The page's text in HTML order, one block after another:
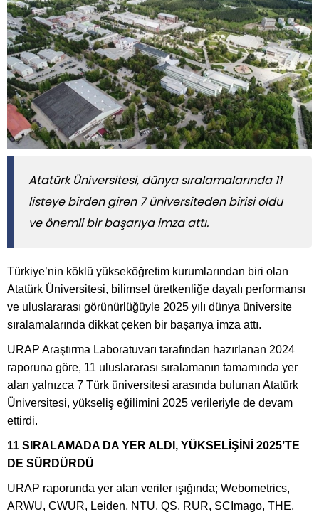
Atatürk Üniversitesi, dünya sıralamalarında 11
listeye birden giren 7 üniversiteden birisi oldu
ve önemli bir başarıya imza attı.
Türkiye’nin köklü yükseköğretim kurumlarından biri olan
Atatürk Üniversitesi, bilimsel üretkenliğe dayalı performansı
ve uluslararası görünürlüğüyle 2025 yılı dünya üniversite
sıralamalarında dikkat çeken bir başarıya imza attı.
URAP Araştırma Laboratuvarı tarafından hazırlanan 2024
raporuna göre, 11 uluslararası sıralamanın tamamında yer
alan yalnızca 7 Türk üniversitesi arasında bulunan Atatürk
Üniversitesi, yükseliş eğilimini 2025 verileriyle de devam
ettirdi.
11 SIRALAMADA DA YER ALDI, YÜKSELİŞİNİ 2025’TE
DE SÜRDÜRDÜ
URAP raporunda yer alan veriler ışığında; Webometrics,
ARWU, CWUR, Leiden, NTU, QS, RUR, SCImago, THE,